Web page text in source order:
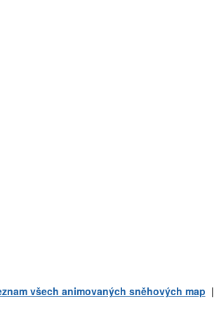
všech animovaných sněhových map |